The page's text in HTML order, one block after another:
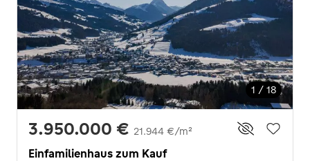
1 / 18
3.950.000 € 21.944 €/m²
Einfamilienhaus zum Kauf